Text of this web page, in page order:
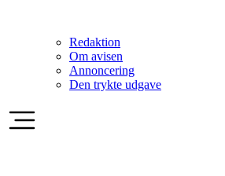
Redaktion
Om avisen
Annoncering
Den trykte udgave